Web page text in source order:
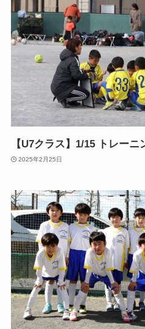
【U7クラス】1/15 トレーニ
2025年2月25日